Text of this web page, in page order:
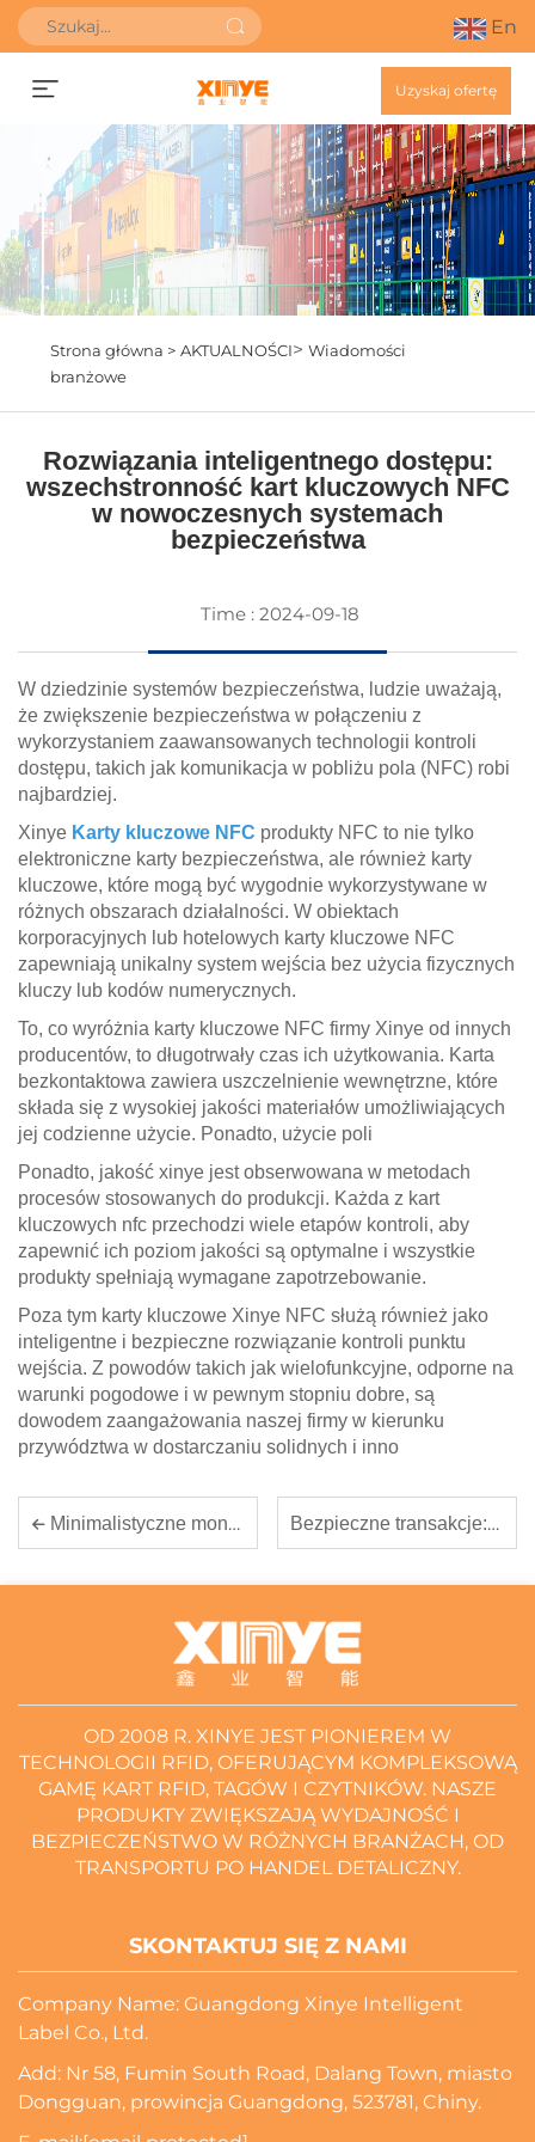
En
Uzyskaj ofertę
Strona główna > AKTUALNOŚCI> Wiadomości
branżowe
Rozwiązania inteligentnego dostępu:
wszechstronność kart kluczowych NFC
w nowoczesnych systemach
bezpieczeństwa
Time : 2024-09-18
W dziedzinie systemów bezpieczeństwa, ludzie uważają,
że zwiększenie bezpieczeństwa w połączeniu z
wykorzystaniem zaawansowanych technologii kontroli
dostępu, takich jak komunikacja w pobliżu pola (NFC) robi
najbardziej.
Xinye Karty kluczowe NFC produkty NFC to nie tylko
elektroniczne karty bezpieczeństwa, ale również karty
kluczowe, które mogą być wygodnie wykorzystywane w
różnych obszarach działalności. W obiektach
korporacyjnych lub hotelowych karty kluczowe NFC
zapewniają unikalny system wejścia bez użycia fizycznych
kluczy lub kodów numerycznych.
To, co wyróżnia karty kluczowe NFC firmy Xinye od innych
producentów, to długotrwały czas ich użytkowania. Karta
bezkontaktowa zawiera uszczelnienie wewnętrzne, które
składa się z wysokiej jakości materiałów umożliwiających
jej codzienne użycie. Ponadto, użycie poli
Ponadto, jakość xinye jest obserwowana w metodach
procesów stosowanych do produkcji. Każda z kart
kluczowych nfc przechodzi wiele etapów kontroli, aby
zapewnić ich poziom jakości są optymalne i wszystkie
produkty spełniają wymagane zapotrzebowanie.
Poza tym karty kluczowe Xinye NFC służą również jako
inteligentne i bezpieczne rozwiązanie kontroli punktu
wejścia. Z powodów takich jak wielofunkcyjne, odporne na
warunki pogodowe i w pewnym stopniu dobre, są
dowodem zaangażowania naszej firmy w kierunku
przywództwa w dostarczaniu solidnych i inno
Minimalistyczne monitorowanie: małe etykiety RFID dla efektywnego śledzenia aktywów Bezpieczne transakcje: rola kart RFID w zwiększaniu bezpieczeństwa płatności
OD 2008 R. XINYE JEST PIONIEREM W
TECHNOLOGII RFID, OFERUJĄCYM KOMPLEKSOWĄ
GAMĘ KART RFID, TAGÓW I CZYTNIKÓW. NASZE
PRODUKTY ZWIĘKSZAJĄ WYDAJNOŚĆ I
BEZPIECZEŃSTWO W RÓŻNYCH BRANŻACH, OD
TRANSPORTU PO HANDEL DETALICZNY.
SKONTAKTUJ SIĘ Z NAMI
Company Name: Guangdong Xinye Intelligent
Label Co., Ltd.
Add: Nr 58, Fumin South Road, Dalang Town, miasto
Dongguan, prowincja Guangdong, 523781, Chiny.